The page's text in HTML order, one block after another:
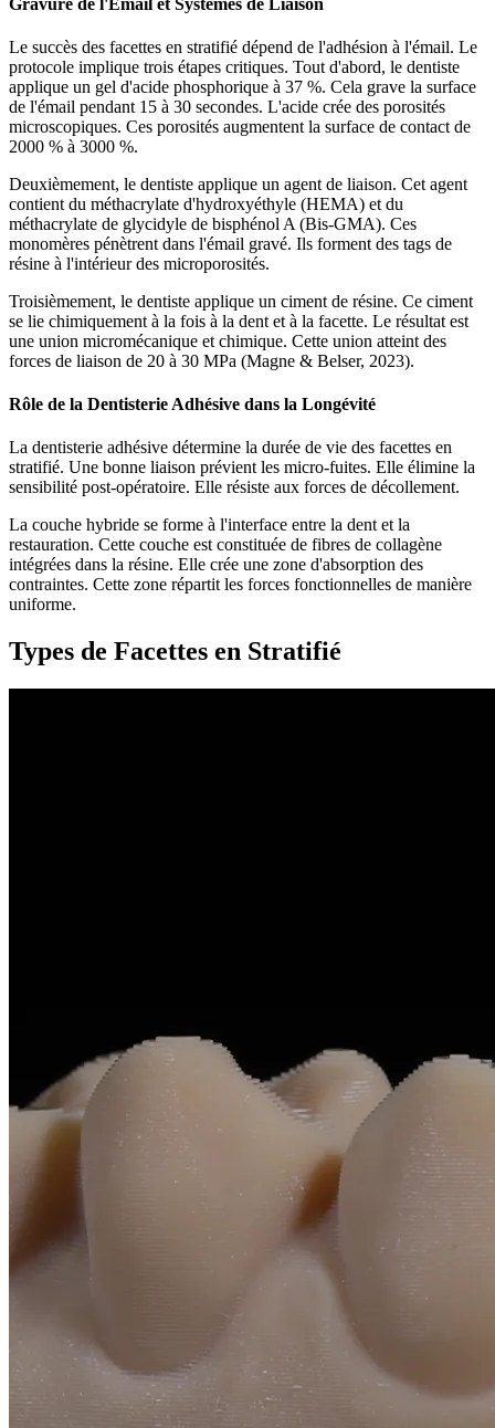
Le succès des facettes en stratifié dépend de l'adhésion à l'émail. Le
protocole implique trois étapes critiques. Tout d'abord, le dentiste
applique un gel d'acide phosphorique à 37 %. Cela grave la surface
de l'émail pendant 15 à 30 secondes. L'acide crée des porosités
microscopiques. Ces porosités augmentent la surface de contact de
2000 % à 3000 %.
Deuxièmement, le dentiste applique un agent de liaison. Cet agent
contient du méthacrylate d'hydroxyéthyle (HEMA) et du
méthacrylate de glycidyle de bisphénol A (Bis-GMA). Ces
monomères pénètrent dans l'émail gravé. Ils forment des tags de
résine à l'intérieur des microporosités.
Troisièmement, le dentiste applique un ciment de résine. Ce ciment
se lie chimiquement à la fois à la dent et à la facette. Le résultat est
une union micromécanique et chimique. Cette union atteint des
forces de liaison de 20 à 30 MPa (Magne & Belser, 2023).
Rôle de la Dentisterie Adhésive dans la Longévité
La dentisterie adhésive détermine la durée de vie des facettes en
stratifié. Une bonne liaison prévient les micro-fuites. Elle élimine la
sensibilité post-opératoire. Elle résiste aux forces de décollement.
La couche hybride se forme à l'interface entre la dent et la
restauration. Cette couche est constituée de fibres de collagène
intégrées dans la résine. Elle crée une zone d'absorption des
contraintes. Cette zone répartit les forces fonctionnelles de manière
uniforme.
Types de Facettes en Stratifié